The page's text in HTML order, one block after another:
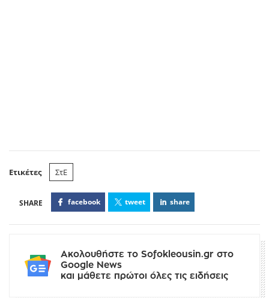
Ετικέτες ΣτΕ
facebook tweet share
Ακολουθήστε το Sofokleousin.gr στο
Google News
και μάθετε πρώτοι όλες τις ειδήσεις